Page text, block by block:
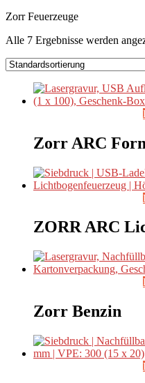
Zorr Feuerzeuge
Alle 7 Ergebnisse werden
Zorr ARC
ZORR ARC
Zorr Benzin